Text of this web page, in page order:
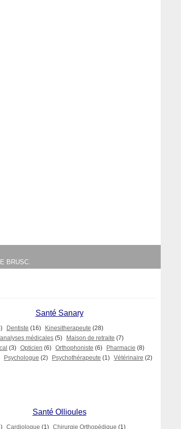
BRUSC.
Santé Sanary
Dentiste (16) Kinesitherapeute (28)
médicales (5) Maison de retraite (7)
(3) Opticien (6) Orthophoniste (6) Pharmacie (8)
Psychologue (2) Psychothérapeute (1) Vétérinaire (2)
Santé Ollioules
Cardiologue (1) Chirurgie Orthopédique (1)